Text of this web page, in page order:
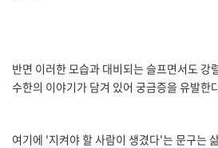
반면 이러한 모습과 대비되는 슬프면서도 강
수한의 이야기가 담겨 있어 궁금증을 유발한
여기에 '지켜야 할 사람이 생겼다'는 문구는